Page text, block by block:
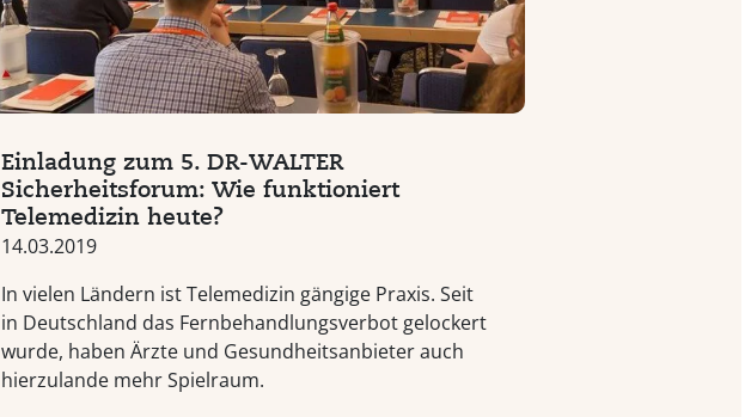
Einladung zum 5. DR-WALTER
Sicherheitsforum: Wie funktioniert
Telemedizin heute?
14.03.2019
In vielen Ländern ist Telemedizin gängige Praxis. Seit
in Deutschland das Fernbehandlungsverbot gelockert
wurde, haben Ärzte und Gesundheitsanbieter auch
hierzulande mehr Spielraum.